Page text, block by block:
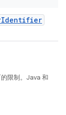
Identifier
限制。Java 和